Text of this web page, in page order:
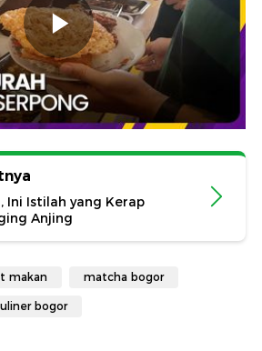
Ini Istilah yang Kerap
Anjing
makan matcha bogor
bogor